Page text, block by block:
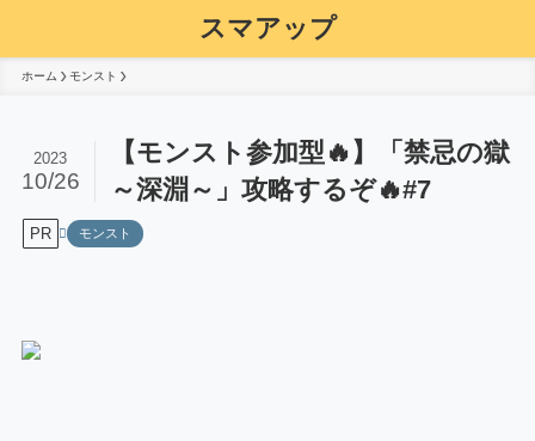
スマアップ
ホーム モンスト
【モンスト参加型🔥】「禁忌の獄
～深淵～」攻略するぞ🔥#7
2023
10/26
PR モンスト